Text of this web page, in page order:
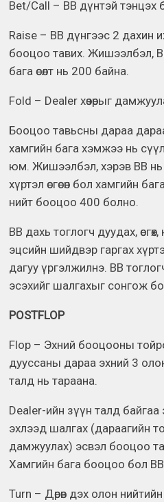
Bet/Call – BB дүнтэй тэнцэх
Raise – BB дүнгээс 2 дахин
бооцоо тавих. Жишээлбэл,
бага өсөлт нь 200 байна.
Fold – Dealer хөзөрыг
Бооцоо тавьсны дараа
хамгийн бага хэмжээ нь
юм. Жишээлбэл, хэрэв BB нь
хүртэл өсгөсөн бол хамгийн
нийт бооцоо 400 болно.
BB дахь тоглогч дуудах,
эцсийн шийдвэр гаргах
дагуу үргэлжилнэ. BB тоглогч
эсэхийг шалгахыг сонгож
POSTFLOP
Flop – Эхний бооцооны
дууссаны дараа эхний 3 олон
талд нь тараана.
Dealer-ийн зүүн талд байгаа
эхлээд шалгах (дараагийн
дамжуулах) эсвэл бооцоо
Хамгийн бага бооцоо бол
Turn – Дөрөв дэх олон